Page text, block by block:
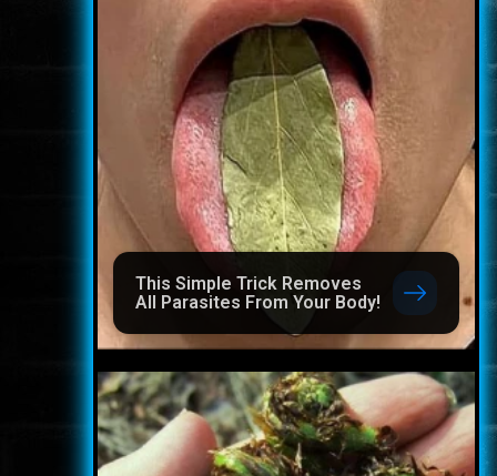
This Simple Trick Removes
All Parasites From Your Body!